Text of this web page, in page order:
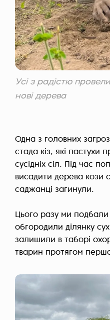
Усі з радістю
нові дерева
Одна з головних
стада кіз, які пастухи
сусідніх сіл. Під час
висадити дерева кози
саджанці загинули.
Цього разу ми
обгородили ділянку
залишили в таборі
тварин протягом